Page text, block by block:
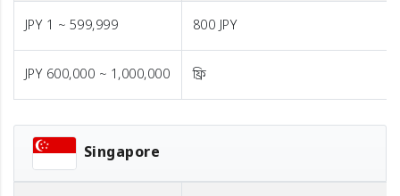
JPY 1 ~ 599,999 800 JPY
JPY 600,000 ~ 1,000,000 ফ্রি
Singapore